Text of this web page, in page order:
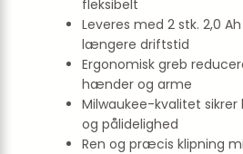
fleksibelt
Leveres med 2 stk. 2,0
længere driftstid
Ergonomisk greb
hænder og arme
Milwaukee-kvalitet sikrer
og pålidelighed
Ren og præcis klipning